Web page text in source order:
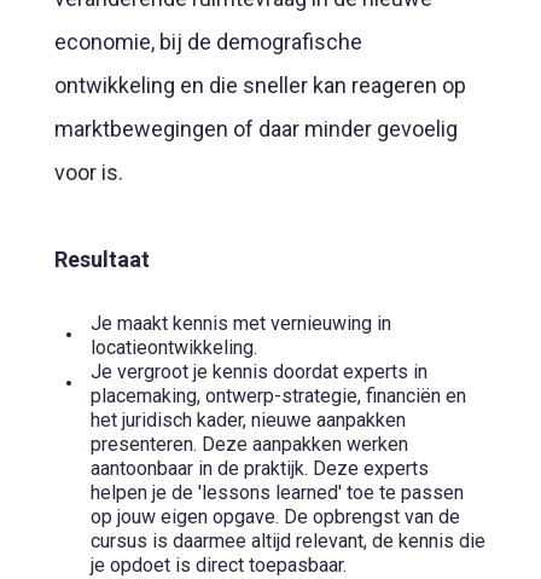
economie, bij de demografische
ontwikkeling en die sneller kan reageren op
marktbewegingen of daar minder gevoelig
voor is.
Resultaat
Je maakt kennis met vernieuwing in
locatieontwikkeling.
Je vergroot je kennis doordat experts in
placemaking, ontwerp-strategie, financiën en
het juridisch kader, nieuwe aanpakken
presenteren. Deze aanpakken werken
aantoonbaar in de praktijk. Deze experts
helpen je de 'lessons learned' toe te passen
op jouw eigen opgave. De opbrengst van de
cursus is daarmee altijd relevant, de kennis die
je opdoet is direct toepasbaar.